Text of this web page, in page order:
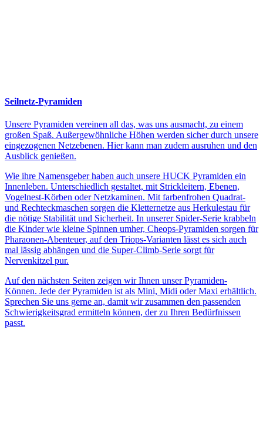
Seilnetz-Pyramiden
Unsere Pyramiden vereinen all das, was uns ausmacht, zu einem
großen Spaß. Außergewöhnliche Höhen werden sicher durch unsere
eingezogenen Netzebenen. Hier kann man zudem ausruhen und den
Ausblick genießen.
Wie ihre Namensgeber haben auch unsere HUCK Pyramiden ein
Innenleben. Unterschiedlich gestaltet, mit Strickleitern, Ebenen,
Vogelnest-Körben oder Netzkaminen. Mit farbenfrohen Quadrat-
und Rechteckmaschen sorgen die Kletternetze aus Herkulestau für
die nötige Stabilität und Sicherheit. In unserer Spider-Serie krabbeln
die Kinder wie kleine Spinnen umher, Cheops-Pyramiden sorgen für
Pharaonen-Abenteuer, auf den Triops-Varianten lässt es sich auch
mal lässig abhängen und die Super-Climb-Serie sorgt für
Nervenkitzel pur.
Auf den nächsten Seiten zeigen wir Ihnen unser Pyramiden-
Können. Jede der Pyramiden ist als Mini, Midi oder Maxi erhältlich.
Sprechen Sie uns gerne an, damit wir zusammen den passenden
Schwierigkeitsgrad ermitteln können, der zu Ihren Bedürfnissen
passt.